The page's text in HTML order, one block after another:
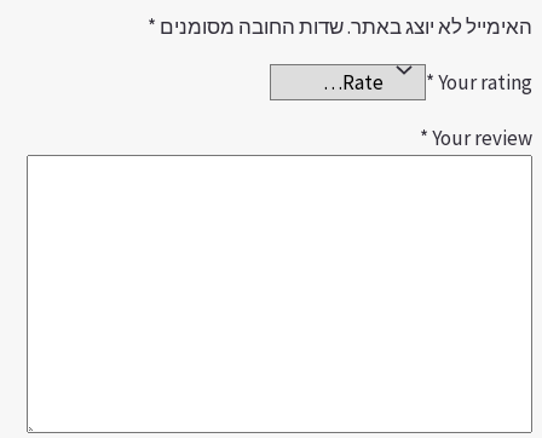
לא יוצג באתר.שדות החובה מסומנים*
Your
*
Your
*